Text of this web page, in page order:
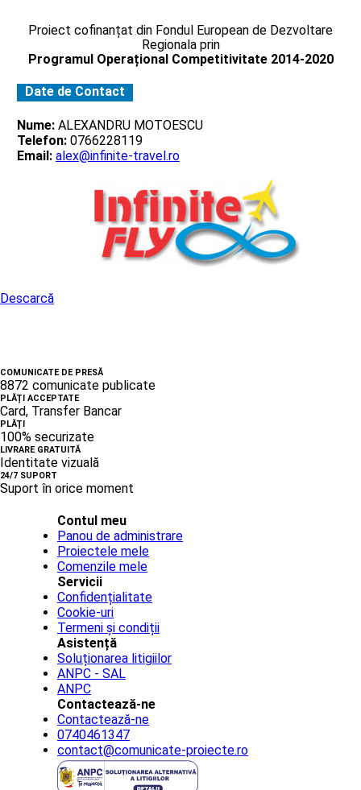
Proiect cofinanțat din Fondul European de Dezvoltare
Regionala prin
Programul Operațional Competitivitate 2014-2020
Date de Contact
Nume: ALEXANDRU MOTOESCU
Telefon: 0766228119
Email: alex@infinite-travel.ro
Descarcă
COMUNICATE DE PRESĂ
8872 comunicate publicate
PLĂȚI ACCEPTATE
Card, Transfer Bancar
PLĂȚI
100% securizate
LIVRARE GRATUITĂ
Identitate vizuală
24/7 SUPORT
Suport în orice moment
Contul meu
Panou de administrare
Proiectele mele
Comenzile mele
Servicii
Confidențialitate
Cookie-uri
Termeni și condiții
Asistență
Soluționarea litigiilor
ANPC - SAL
ANPC
Contactează-ne
Contactează-ne
0740461347
contact@comunicate-proiecte.ro